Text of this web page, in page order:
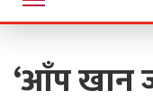
‘आँप खान